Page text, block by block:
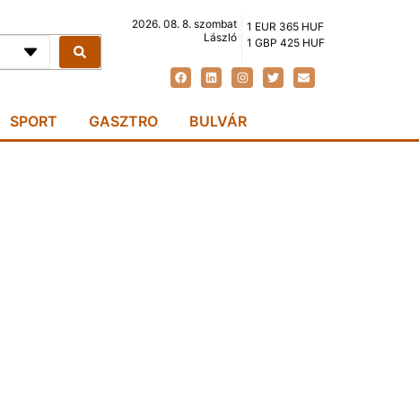
2026. 08. 8. szombat
László
1 EUR 365 HUF
1 GBP 425 HUF
SPORT GASZTRO BULVÁR